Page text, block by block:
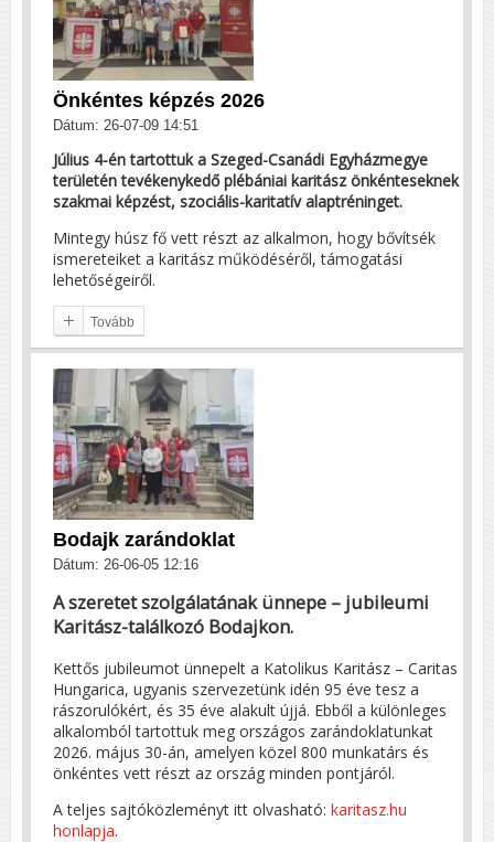
Önkéntes képzés 2026
Dátum: 26-07-09 14:51
Július 4-én tartottuk a Szeged-Csanádi Egyházmegye
területén tevékenykedő plébániai karitász önkénteseknek
szakmai képzést, szociális-karitatív alaptréninget.
Mintegy húsz fő vett részt az alkalmon, hogy bővítsék
ismereteiket a karitász működéséről, támogatási
lehetőségeiről.
Tovább
Bodajk zarándoklat
Dátum: 26-06-05 12:16
A szeretet szolgálatának ünnepe – jubileumi
Karitász-találkozó Bodajkon.
Kettős jubileumot ünnepelt a Katolikus Karitász – Caritas
Hungarica, ugyanis szervezetünk idén 95 éve tesz a
rászorulókért, és 35 éve alakult újjá. Ebből a különleges
alkalomból tartottuk meg országos zarándoklatunkat
2026. május 30-án, amelyen közel 800 munkatárs és
önkéntes vett részt az ország minden pontjáról.
A teljes sajtóközleményt itt olvasható: karitasz.hu
honlapja.